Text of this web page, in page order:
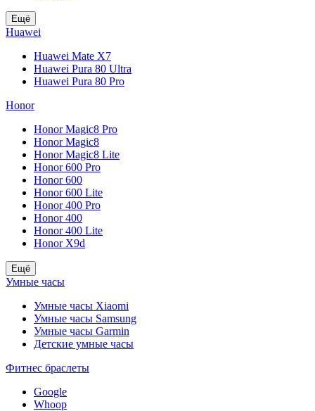
Ещё
Huawei
Huawei Mate X7
Huawei Pura 80 Ultra
Huawei Pura 80 Pro
Honor
Honor Magic8 Pro
Honor Magic8
Honor Magic8 Lite
Honor 600 Pro
Honor 600
Honor 600 Lite
Honor 400 Pro
Honor 400
Honor 400 Lite
Honor X9d
Ещё
Умные часы
Умные часы Xiaomi
Умные часы Samsung
Умные часы Garmin
Детские умные часы
Фитнес браслеты
Google
Whoop